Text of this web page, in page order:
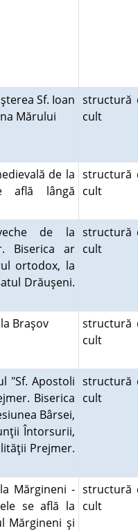
Sf. Ioan
Mărului
structură
cult
de la
află lângă
structură
cult
de la
Biserica ar
ortodox, la
Drăuşeni.
structură
cult
Braşov
structură
cult
"Sf. Apostoli
Biserica
Bârsei,
Întorsurii,
Prejmer.
structură
cult
Mărgineni -
se află la
Mărgineni şi
structură
cult